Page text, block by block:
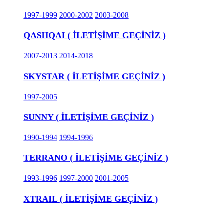
1997-1999 2000-2002 2003-2008
QASHQAI ( İLETİŞİME GEÇİNİZ )
2007-2013 2014-2018
SKYSTAR ( İLETİŞİME GEÇİNİZ )
1997-2005
SUNNY ( İLETİŞİME GEÇİNİZ )
1990-1994 1994-1996
TERRANO ( İLETİŞİME GEÇİNİZ )
1993-1996 1997-2000 2001-2005
XTRAIL ( İLETİŞİME GEÇİNİZ )